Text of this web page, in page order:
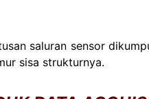
saluran sensor
sisa strukturnya.